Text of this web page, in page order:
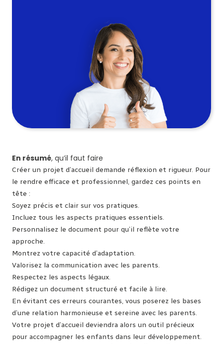
En résumé, qu’il faut faire
Créer un projet d’accueil demande réflexion et rigueur. Pour
le rendre efficace et professionnel, gardez ces points en
tête :
Soyez précis et clair sur vos pratiques.
Incluez tous les aspects pratiques essentiels.
Personnalisez le document pour qu’il reflète votre
approche.
Montrez votre capacité d’adaptation.
Valorisez la communication avec les parents.
Respectez les aspects légaux.
Rédigez un document structuré et facile à lire.
En évitant ces erreurs courantes, vous poserez les bases
d’une relation harmonieuse et sereine avec les parents.
Votre projet d’accueil deviendra alors un outil précieux
pour accompagner les enfants dans leur développement.